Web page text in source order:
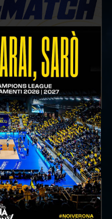
dopo Gara 4 delle